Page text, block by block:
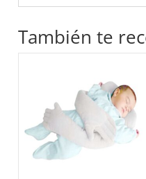
También te